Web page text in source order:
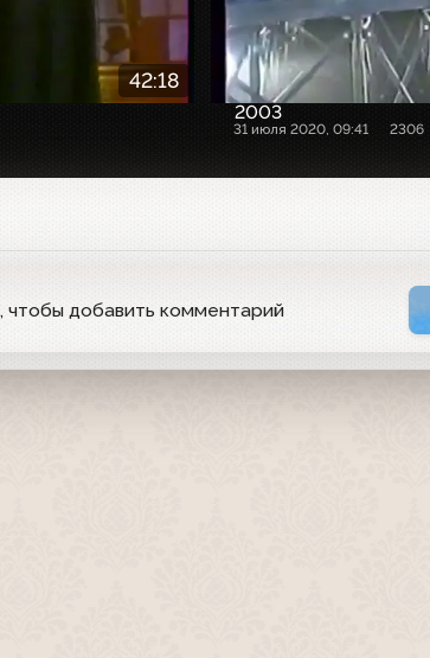
42:18
2003
31 июля 2020, 09:41 2306
, чтобы добавить комментарий